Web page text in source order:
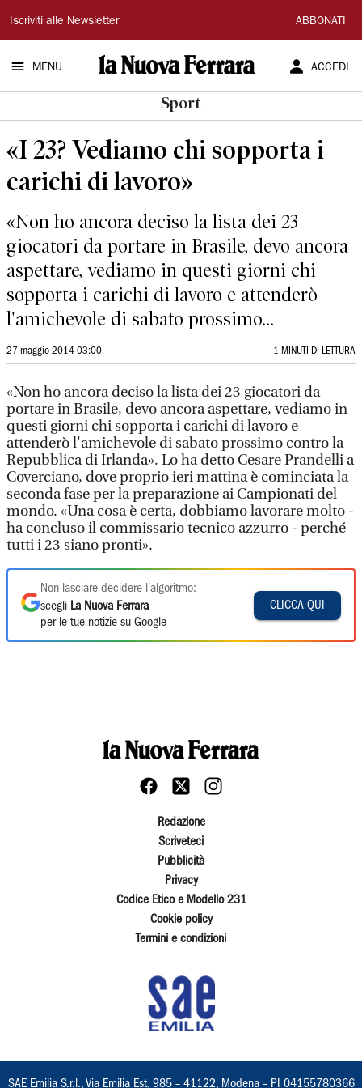
La
Nuova
Ferrara
Iscriviti alle Newsletter ABBONATI
MENU ACCEDI
Sport
«I 23? Vediamo chi sopporta i
carichi di lavoro»
«Non ho ancora deciso la lista dei 23
giocatori da portare in Brasile, devo ancora
aspettare, vediamo in questi giorni chi
sopporta i carichi di lavoro e attenderò
l'amichevole di sabato prossimo...
27 maggio 2014 03:00 1 MINUTI DI LETTURA
«Non ho ancora deciso la lista dei 23 giocatori da
portare in Brasile, devo ancora aspettare, vediamo in
questi giorni chi sopporta i carichi di lavoro e
attenderò l'amichevole di sabato prossimo contro la
Repubblica di Irlanda». Lo ha detto Cesare Prandelli a
Coverciano, dove proprio ieri mattina è cominciata la
seconda fase per la preparazione ai Campionati del
mondo. «Una cosa è certa, dobbiamo lavorare molto -
ha concluso il commissario tecnico azzurro - perché
tutti i 23 siano pronti».
Non lasciare decidere l'algoritmo:
scegli La Nuova Ferrara
per le tue notizie su Google
CLICCA QUI
Redazione
Scriveteci
Pubblicità
Privacy
Codice Etico e Modello 231
Cookie policy
Termini e condizioni
SAE Emilia S.r.l., Via Emilia Est, 985 – 41122, Modena – PI 04155780366